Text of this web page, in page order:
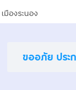
เมืองระนอง
ขออภัย ประ